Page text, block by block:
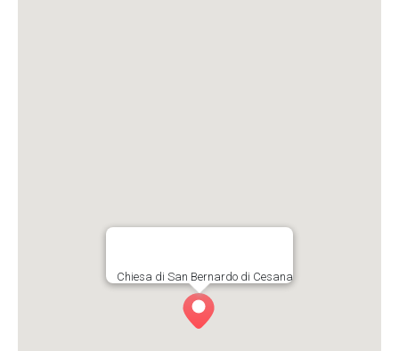
Chiesa di San Bernardo di Cesana